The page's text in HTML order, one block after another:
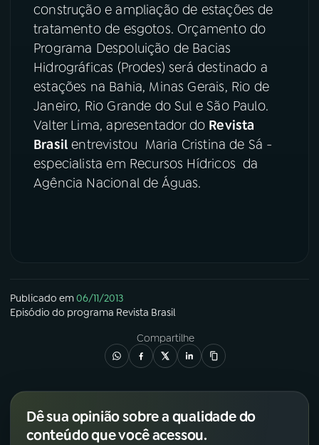
PODCASTS
06VIDEOCASTS
ÚLTIMAS
08FESTIVAL DE MÚSICA
TikTok
construção e ampliação de estações de
tratamento de esgotos. Orçamento do
Programa Despoluição de Bacias
Hidrográficas (Prodes) será destinado a
estações na Bahia, Minas Gerais, Rio de
Janeiro, Rio Grande do Sul e São Paulo.
Valter Lima, apresentador do Revista
Brasil entrevistou Maria Cristina de Sá -
especialista em Recursos Hídricos da
Agência Nacional de Águas.
Publicado em06/11/2013
Episódio do programa Revista Brasil
Compartilhe
Dê sua opinião sobre a qualidade do
conteúdo que você acessou.